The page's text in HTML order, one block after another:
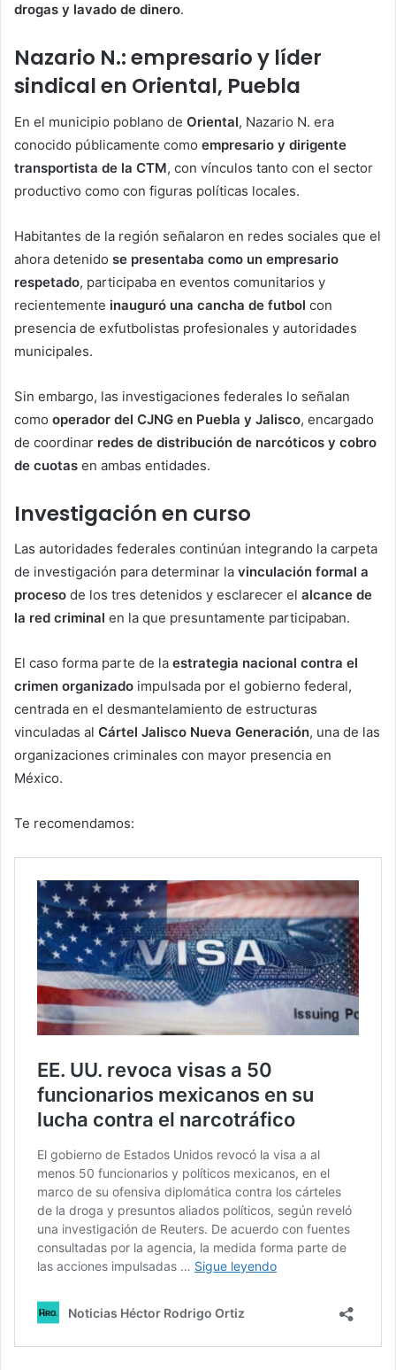
drogas y lavado de dinero.
Nazario N.: empresario y líder
sindical en Oriental, Puebla
En el municipio poblano de Oriental, Nazario N. era
conocido públicamente como empresario y dirigente
transportista de la CTM, con vínculos tanto con el sector
productivo como con figuras políticas locales.
Habitantes de la región señalaron en redes sociales que el
ahora detenido se presentaba como un empresario
respetado, participaba en eventos comunitarios y
recientemente inauguró una cancha de futbol con
presencia de exfutbolistas profesionales y autoridades
municipales.
Sin embargo, las investigaciones federales lo señalan
como operador del CJNG en Puebla y Jalisco, encargado
de coordinar redes de distribución de narcóticos y cobro
de cuotas en ambas entidades.
Investigación en curso
Las autoridades federales continúan integrando la carpeta
de investigación para determinar la vinculación formal a
proceso de los tres detenidos y esclarecer el alcance de
la red criminal en la que presuntamente participaban.
El caso forma parte de la estrategia nacional contra el
crimen organizado impulsada por el gobierno federal,
centrada en el desmantelamiento de estructuras
vinculadas al Cártel Jalisco Nueva Generación, una de las
organizaciones criminales con mayor presencia en
México.
Te recomendamos: